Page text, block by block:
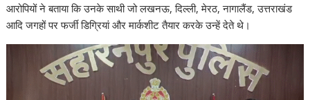
आरोपियों ने बताया कि उनके साथी जो लखनऊ, दिल्ली, मेरठ, नागालैंड, उत्तराखंड
आदि जगहों पर फर्जी डिग्रियां और मार्कशीट तैयार करके उन्हें देते थे।